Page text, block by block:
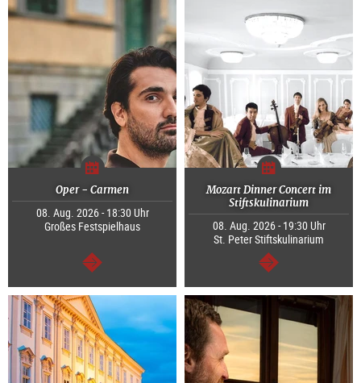
Oper - Carmen
08. Aug. 2026 - 18:30 Uhr
Großes Festspielhaus
weiter
Mozart Dinner Concert im
Stiftskulinarium
08. Aug. 2026 - 19:30 Uhr
St. Peter Stiftskulinarium
weiter